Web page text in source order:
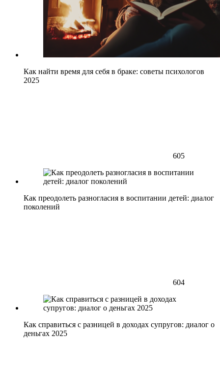
Как найти время для себя в браке: советы психологов
2025
605
Как преодолеть разногласия в воспитании детей: диалог
поколений
604
Как справиться с разницей в доходах супругов: диалог о
деньгах 2025